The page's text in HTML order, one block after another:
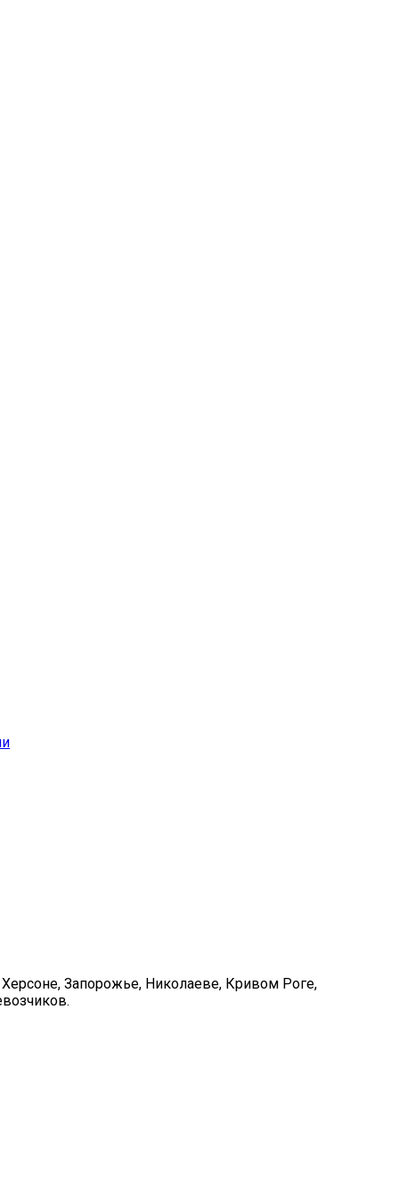
Запорожье, Николаеве, Кривом Роге,